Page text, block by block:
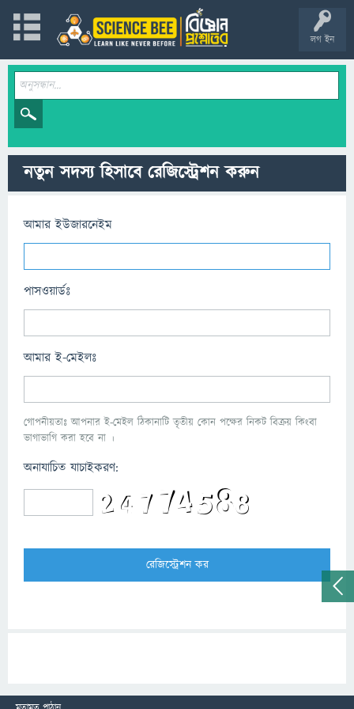
লগ ইন
নতুন সদস্য হিসাবে রেজিস্ট্রেশন করুন
আমার ইউজারনেইম
পাসওয়ার্ডঃ
আমার ই-মেইলঃ
গোপনীয়তাঃ আপনার ই-মেইল ঠিকানাটি তৃতীয় কোন পক্ষের নিকট বিক্রয় কিংবা
ভাগাভাগি করা হবে না ।
অনাযাচিত যাচাইকরণ: